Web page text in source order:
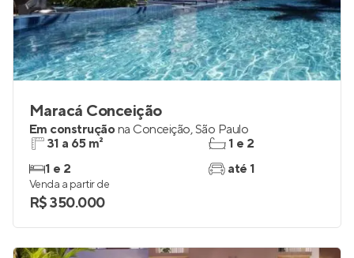
Maracá Conceição
Em construçãona Conceição,São Paulo
31 a 65 m²
1 e 2
1 e 2
até 1
Venda a partir de
R$ 350.000